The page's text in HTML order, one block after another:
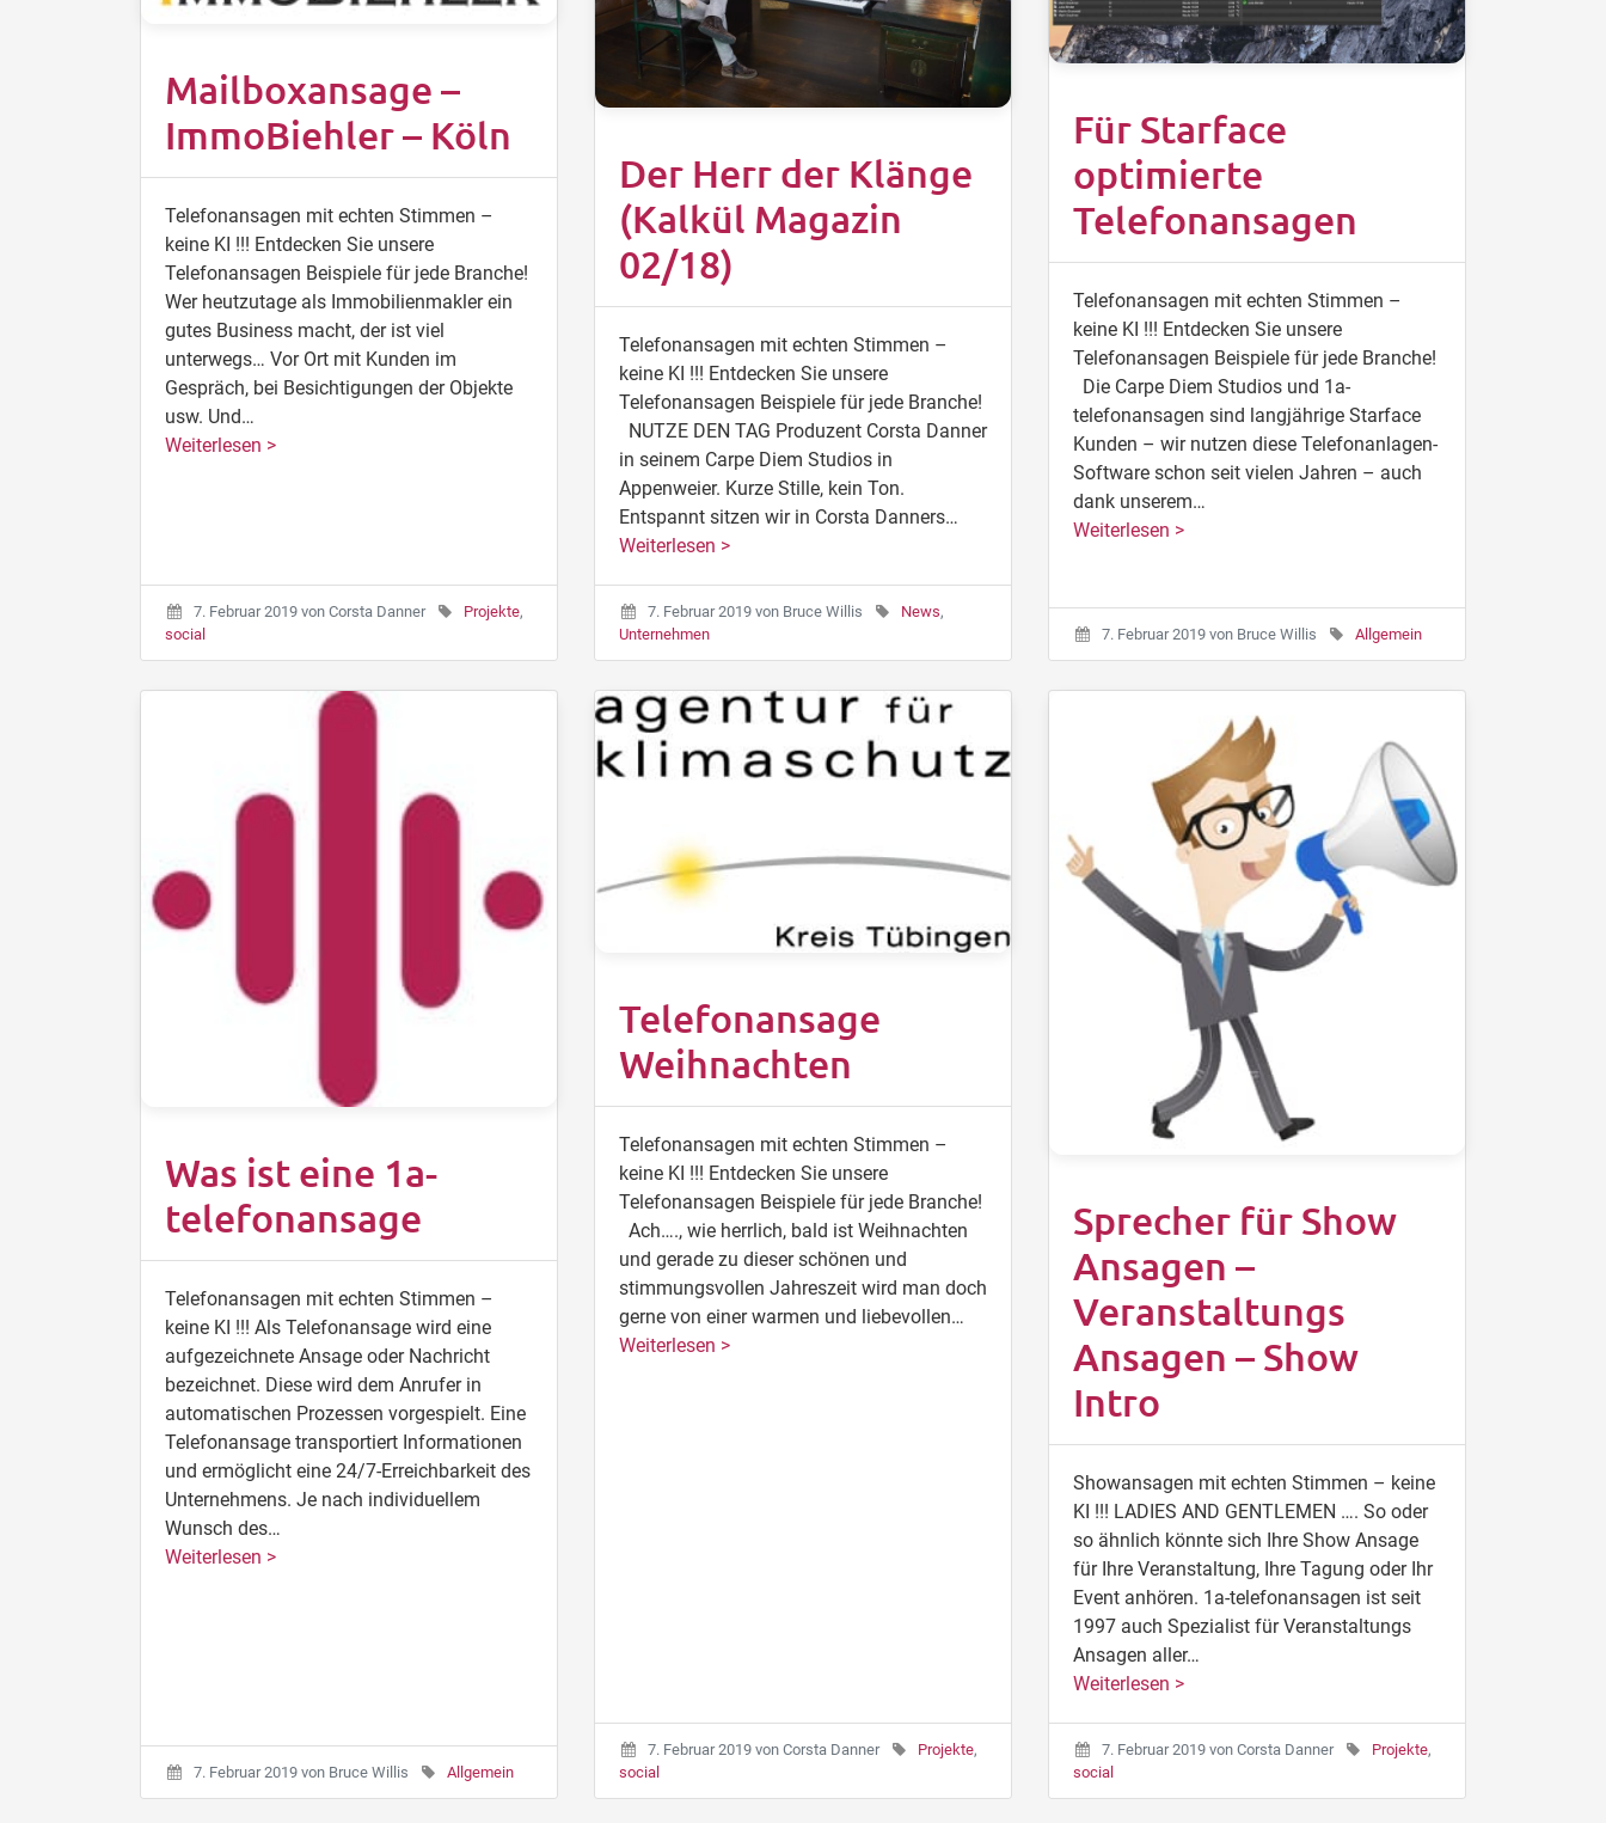
Mailboxansage –
ImmoBiehler – Köln
Telefonansagen mit echten Stimmen –
keine KI !!! Entdecken Sie unsere
Telefonansagen Beispiele für jede Branche!
Wer heutzutage als Immobilienmakler ein
gutes Business macht, der ist viel
unterwegs… Vor Ort mit Kunden im
Gespräch, bei Besichtigungen der Objekte
usw. Und…
Weiterlesen >
7. Februar 2019 von Corsta Danner Projekte,
social
Der Herr der Klänge
(Kalkül Magazin
02/18)
Telefonansagen mit echten Stimmen –
keine KI !!! Entdecken Sie unsere
Telefonansagen Beispiele für jede Branche!
NUTZE DEN TAG Produzent Corsta Danner
in seinem Carpe Diem Studios in
Appenweier. Kurze Stille, kein Ton.
Entspannt sitzen wir in Corsta Danners…
Weiterlesen >
7. Februar 2019 von Bruce Willis News,
Unternehmen
Für Starface
optimierte
Telefonansagen
Telefonansagen mit echten Stimmen –
keine KI !!! Entdecken Sie unsere
Telefonansagen Beispiele für jede Branche!
Die Carpe Diem Studios und 1a-
telefonansagen sind langjährige Starface
Kunden – wir nutzen diese Telefonanlagen-
Software schon seit vielen Jahren – auch
dank unserem…
Weiterlesen >
7. Februar 2019 von Bruce Willis Allgemein
Was ist eine 1a-
telefonansage
Telefonansagen mit echten Stimmen –
keine KI !!! Als Telefonansage wird eine
aufgezeichnete Ansage oder Nachricht
bezeichnet. Diese wird dem Anrufer in
automatischen Prozessen vorgespielt. Eine
Telefonansage transportiert Informationen
und ermöglicht eine 24/7-Erreichbarkeit des
Unternehmens. Je nach individuellem
Wunsch des…
Weiterlesen >
7. Februar 2019 von Bruce Willis Allgemein
Telefonansage
Weihnachten
Telefonansagen mit echten Stimmen –
keine KI !!! Entdecken Sie unsere
Telefonansagen Beispiele für jede Branche!
Ach…., wie herrlich, bald ist Weihnachten
und gerade zu dieser schönen und
stimmungsvollen Jahreszeit wird man doch
gerne von einer warmen und liebevollen…
Weiterlesen >
7. Februar 2019 von Corsta Danner Projekte,
social
Sprecher für Show
Ansagen –
Veranstaltungs
Ansagen – Show
Intro
Showansagen mit echten Stimmen – keine
KI !!! LADIES AND GENTLEMEN …. So oder
so ähnlich könnte sich Ihre Show Ansage
für Ihre Veranstaltung, Ihre Tagung oder Ihr
Event anhören. 1a-telefonansagen ist seit
1997 auch Spezialist für Veranstaltungs
Ansagen aller…
Weiterlesen >
7. Februar 2019 von Corsta Danner Projekte,
social